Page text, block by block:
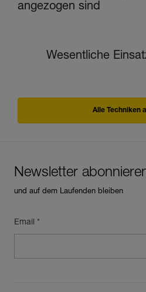
angezogen sind
Wesentliche
Alle Techniken
Newsletter
und auf dem Laufenden bleiben
Email *